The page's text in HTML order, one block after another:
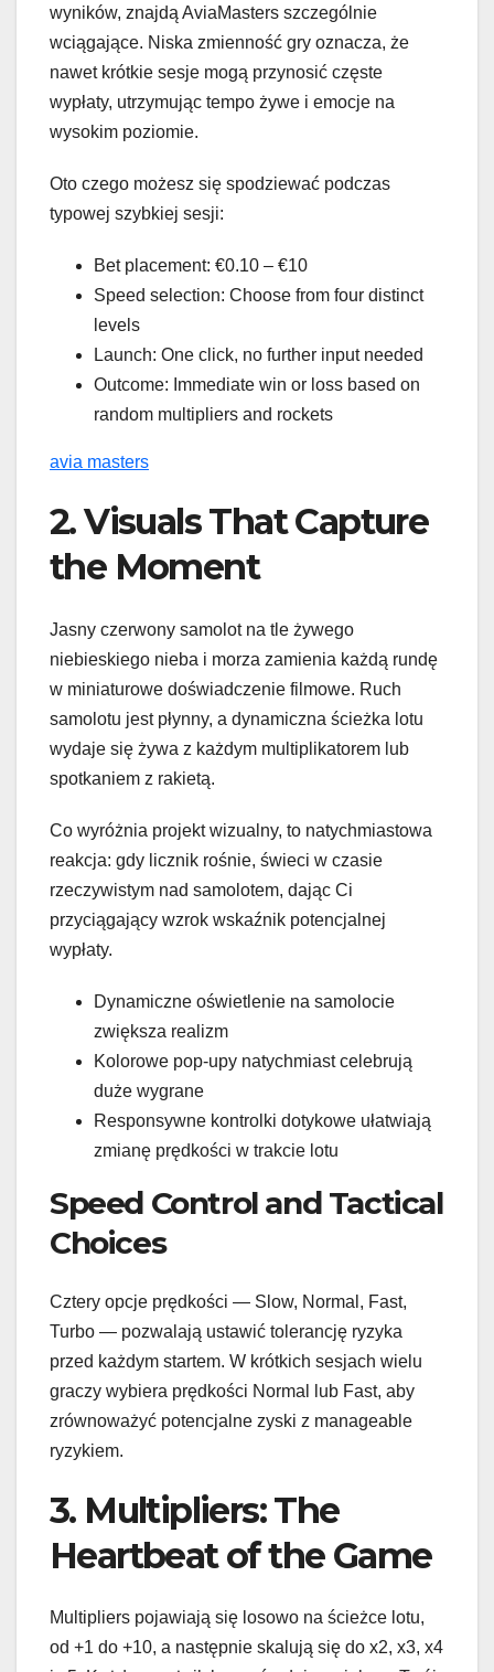
wyników, znajdą AviaMasters szczególnie
wciągające. Niska zmienność gry oznacza, że
nawet krótkie sesje mogą przynosić częste
wypłaty, utrzymując tempo żywe i emocje na
wysokim poziomie.
Oto czego możesz się spodziewać podczas
typowej szybkiej sesji:
Bet placement: €0.10 – €10
Speed selection: Choose from four distinct
levels
Launch: One click, no further input needed
Outcome: Immediate win or loss based on
random multipliers and rockets
avia masters
2. Visuals That Capture
the Moment
Jasny czerwony samolot na tle żywego
niebieskiego nieba i morza zamienia każdą rundę
w miniaturowe doświadczenie filmowe. Ruch
samolotu jest płynny, a dynamiczna ścieżka lotu
wydaje się żywa z każdym multiplikatorem lub
spotkaniem z rakietą.
Co wyróżnia projekt wizualny, to natychmiastowa
reakcja: gdy licznik rośnie, świeci w czasie
rzeczywistym nad samolotem, dając Ci
przyciągający wzrok wskaźnik potencjalnej
wypłaty.
Dynamiczne oświetlenie na samolocie
zwiększa realizm
Kolorowe pop‑upy natychmiast celebrują
duże wygrane
Responsywne kontrolki dotykowe ułatwiają
zmianę prędkości w trakcie lotu
Speed Control and Tactical
Choices
Cztery opcje prędkości — Slow, Normal, Fast,
Turbo — pozwalają ustawić tolerancję ryzyka
przed każdym startem. W krótkich sesjach wielu
graczy wybiera prędkości Normal lub Fast, aby
zrównoważyć potencjalne zyski z manageable
ryzykiem.
3. Multipliers: The
Heartbeat of the Game
Multipliers pojawiają się losowo na ścieżce lotu,
od +1 do +10, a następnie skalują się do x2, x3, x4